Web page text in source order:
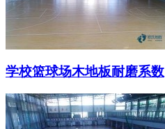
学校篮球场木地板耐磨系数